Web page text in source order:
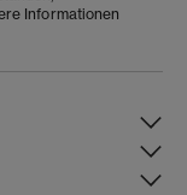
Informationen